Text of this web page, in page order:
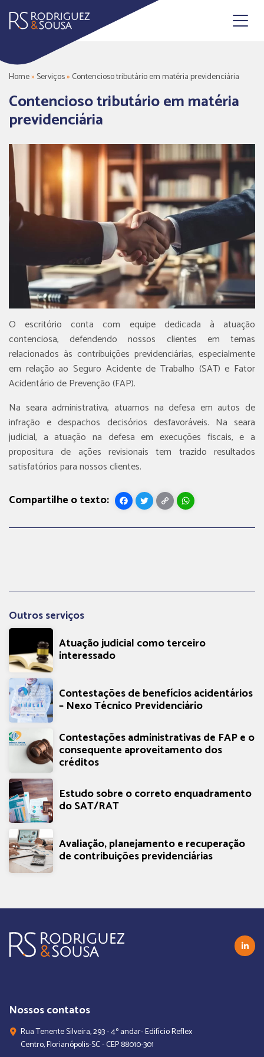
para
Home» Serviços» Contencioso tributário em matéria previdenciária
Contencioso tributário em matéria
previdenciária
O escritório conta com equipe dedicada à atuação
contenciosa, defendendo nossos clientes em temas
relacionados às contribuições previdenciárias, especialmente
em relação ao Seguro Acidente de Trabalho (SAT) e Fator
Acidentário de Prevenção (FAP).
Na seara administrativa, atuamos na defesa em autos de
infração e despachos decisórios desfavoráveis. Na seara
judicial, a atuação na defesa em execuções fiscais, e a
propositura de ações revisionais tem trazido resultados
satisfatórios para nossos clientes.
Outros serviços
Atuação judicial como terceiro
interessado
Contestações de benefícios acidentários
– Nexo Técnico Previdenciário
Contestações administrativas de FAP e o
consequente aproveitamento dos
créditos
Estudo sobre o correto enquadramento
do SAT/RAT
Avaliação, planejamento e recuperação
de contribuições previdenciárias
Nossos contatos
Rua Tenente Silveira, 293 - 4º andar- Edifício Reflex
Centro, Florianópolis-SC - CEP 88010-301